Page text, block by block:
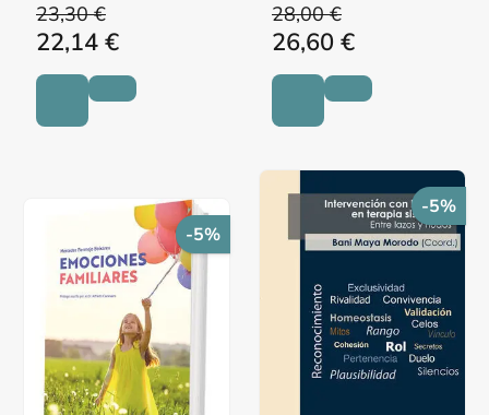
23,30 €
22,14 €
28,00 €
26,60 €
-5%
-5%